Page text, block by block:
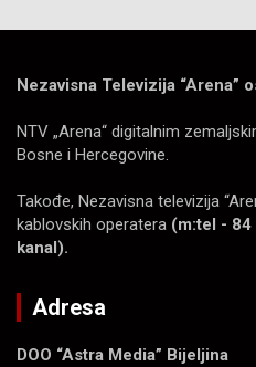
Nezavisna Televizija “Arena”
NTV „Arena“ digitalnim
Bosne i Hercegovine.
Takođe, Nezavisna televizija
kablovskih operatera (m:tel - 84
kanal).
Adresa
DOO “Astra Media” Bijeljina